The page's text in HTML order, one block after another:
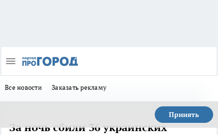
Все новости Заказать рекламу
Принять
За ночь сбили 36 украинских